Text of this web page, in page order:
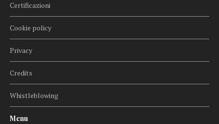
Certificazioni
Cookie policy
Privacy
Credits
Whistleblowing
Menu